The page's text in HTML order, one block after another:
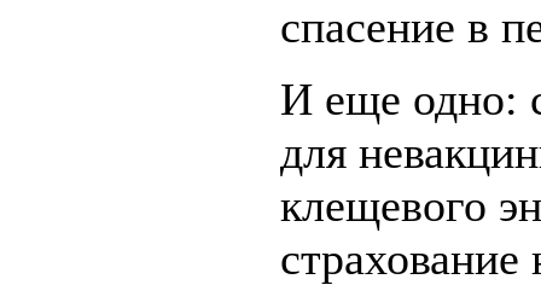
спасение в
И еще одно:
для
клещевого